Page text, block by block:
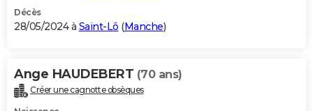
Décès
28/05/2024 à Saint-Lô (Manche)
Ange HAUDEBERT (70 ans)
Créer une cagnotte obsèques